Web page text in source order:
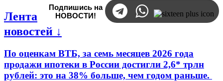
Подпишись на
НОВОСТИ!
Лента
новостей ↓
По оценкам ВТБ, за семь месяцев 2026 года
продажи ипотеки в России достигли 2,6* трлн
рублей: это на 38% больше, чем годом раньше.